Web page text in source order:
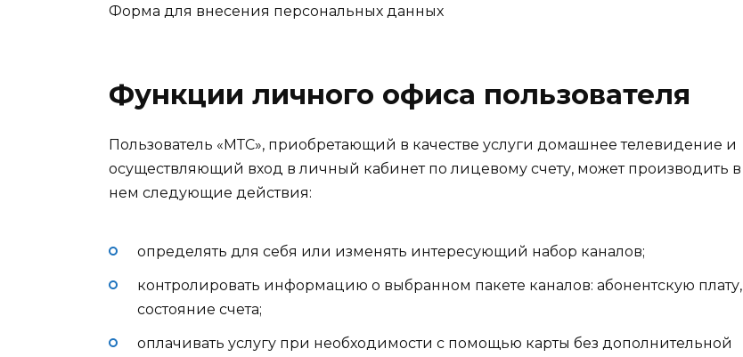
Форма для внесения персональных данных
Функции личного офиса пользователя
Пользователь «МТС», приобретающий в качестве услуги домашнее телевидение и
осуществляющий вход в личный кабинет по лицевому счету, может производить в
нем следующие действия:
определять для себя или изменять интересующий набор каналов;
контролировать информацию о выбранном пакете каналов: абонентскую плату,
состояние счета;
оплачивать услугу при необходимости с помощью карты без дополнительной